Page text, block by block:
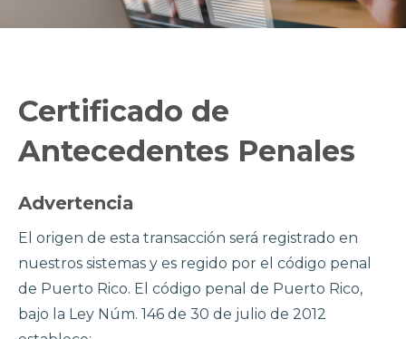
Certificado de
Antecedentes Penales
Advertencia
El origen de esta transacción será registrado en
nuestros sistemas y es regido por el código penal
de Puerto Rico. El código penal de Puerto Rico,
bajo la Ley Núm. 146 de 30 de julio de 2012